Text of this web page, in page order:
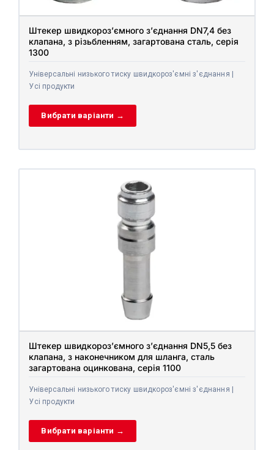
Штекер швидкороз’ємного з’єднання DN7,4 без
клапана, з різьбленням, загартована сталь, серія
1300
Універсальні низького тиску швидкороз'ємні з'єднання |
Усі продукти
Вибрати варіанти →
Штекер швидкороз’ємного з’єднання DN5,5 без
клапана, з наконечником для шланга, сталь
загартована оцинкована, серія 1100
Універсальні низького тиску швидкороз'ємні з'єднання |
Усі продукти
Вибрати варіанти →